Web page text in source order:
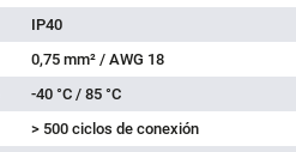
IP40
0,75 mm² / AWG 18
-40 °C / 85 °C
> 500 ciclos de conexión